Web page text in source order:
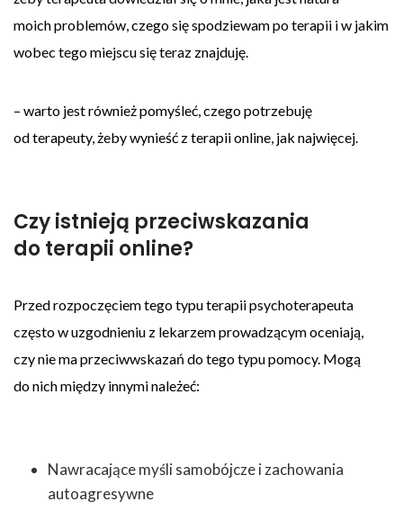
moich problemów, czego się spodziewam po terapii i w jakim
wobec tego miejscu się teraz znajduję.
– warto jest również pomyśleć, czego potrzebuję
od terapeuty, żeby wynieść z terapii online, jak najwięcej.
Czy istnieją przeciwskazania
do terapii online?
Przed rozpoczęciem tego typu terapii psychoterapeuta
często w uzgodnieniu z lekarzem prowadzącym oceniają,
czy nie ma przeciwwskazań do tego typu pomocy. Mogą
do nich między innymi należeć:
Nawracające myśli samobójcze i zachowania
autoagresywne